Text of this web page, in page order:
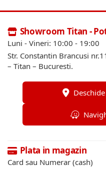
Showroom Titan -
Luni - Vineri: 10:00 - 19:00
Str. Constantin Brancusi
– Titan – Bucuresti.
Plata in magazin
Card sau Numerar (cash)